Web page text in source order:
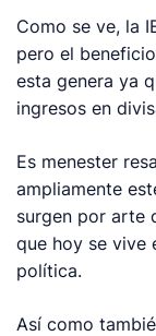
Como se ve, la
pero el
esta genera ya
ingresos en
Es menester
ampliamente
surgen por arte
que hoy se vive
política.
Así como